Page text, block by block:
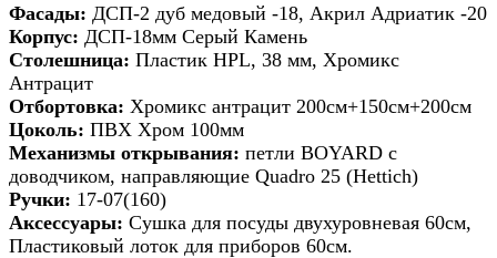
Фасады: ДСП-2 дуб медовый -18, Акрил Адриатик -20
Корпус: ДСП-18мм Серый Камень
Столешница: Пластик HPL, 38 мм, Хромикс
Антрацит
Отбортовка: Хромикс антрацит 200см+150см+200см
Цоколь: ПВХ Хром 100мм
Механизмы открывания: петли BOYARD с
доводчиком, направляющие Quadro 25 (Hettich)
Ручки: 17-07(160)
Аксессуары: Сушка для посуды двухуровневая 60см,
Пластиковый лоток для приборов 60см.